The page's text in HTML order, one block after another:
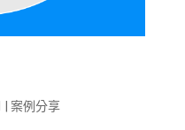
案例分享